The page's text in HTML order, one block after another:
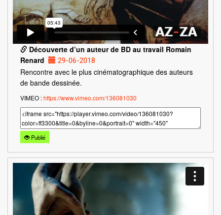
Découverte d’un auteur de BD au travail Romain
Renard
29-06-2018
Rencontre avec le plus cinématographique des auteurs
de bande dessinée.
VIMEO :https://www.vimeo.com/136081030
Publié